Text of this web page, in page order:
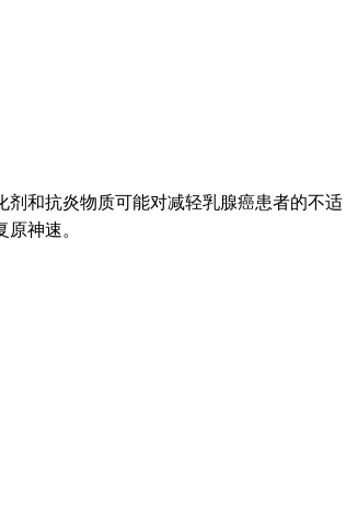
剂和抗炎物质可能对减轻乳腺癌患者的不适
神速。